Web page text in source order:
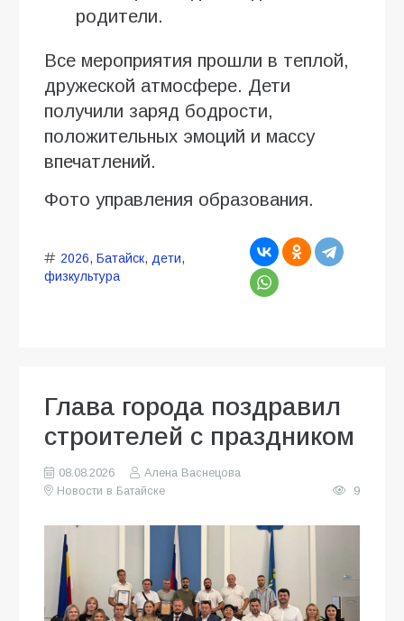
родители.
Все мероприятия прошли в теплой,
дружеской атмосфере. Дети
получили заряд бодрости,
положительных эмоций и массу
впечатлений.
Фото управления образования.
2026, Батайск, дети,
физкультура
Глава города поздравил
строителей с праздником
08.08.2026
Алена Васнецова
Новости в Батайске
9